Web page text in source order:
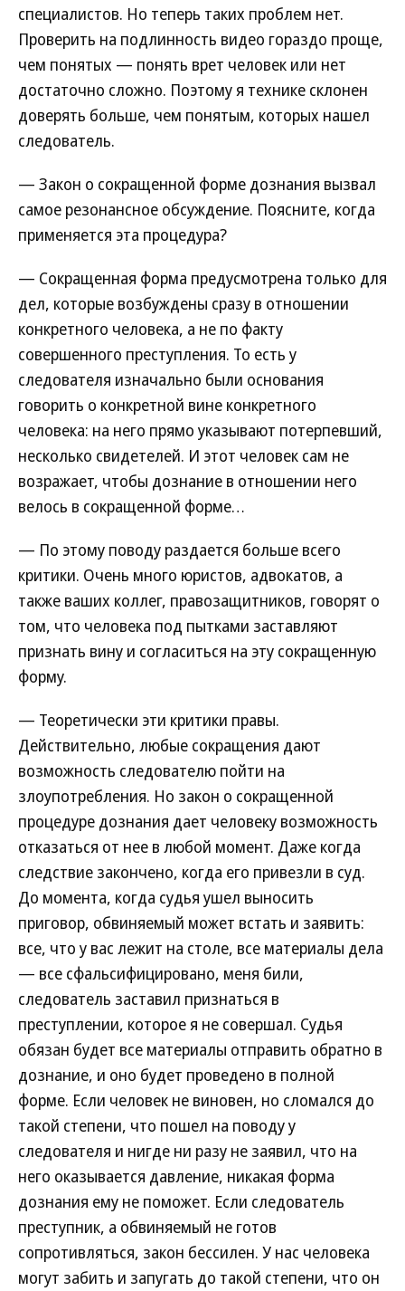
специалистов. Но теперь таких проблем нет.
Проверить на подлинность видео гораздо проще,
чем понятых — понять врет человек или нет
достаточно сложно. Поэтому я технике склонен
доверять больше, чем понятым, которых нашел
следователь.
— Закон о сокращенной форме дознания вызвал
самое резонансное обсуждение. Поясните, когда
применяется эта процедура?
— Сокращенная форма предусмотрена только для
дел, которые возбуждены сразу в отношении
конкретного человека, а не по факту
совершенного преступления. То есть у
следователя изначально были основания
говорить о конкретной вине конкретного
человека: на него прямо указывают потерпевший,
несколько свидетелей. И этот человек сам не
возражает, чтобы дознание в отношении него
велось в сокращенной форме…
— По этому поводу раздается больше всего
критики. Очень много юристов, адвокатов, а
также ваших коллег, правозащитников, говорят о
том, что человека под пытками заставляют
признать вину и согласиться на эту сокращенную
форму.
— Теоретически эти критики правы.
Действительно, любые сокращения дают
возможность следователю пойти на
злоупотребления. Но закон о сокращенной
процедуре дознания дает человеку возможность
отказаться от нее в любой момент. Даже когда
следствие закончено, когда его привезли в суд.
До момента, когда судья ушел выносить
приговор, обвиняемый может встать и заявить:
все, что у вас лежит на столе, все материалы дела
— все сфальсифицировано, меня били,
следователь заставил признаться в
преступлении, которое я не совершал. Судья
обязан будет все материалы отправить обратно в
дознание, и оно будет проведено в полной
форме. Если человек не виновен, но сломался до
такой степени, что пошел на поводу у
следователя и нигде ни разу не заявил, что на
него оказывается давление, никакая форма
дознания ему не поможет. Если следователь
преступник, а обвиняемый не готов
сопротивляться, закон бессилен. У нас человека
могут забить и запугать до такой степени, что он